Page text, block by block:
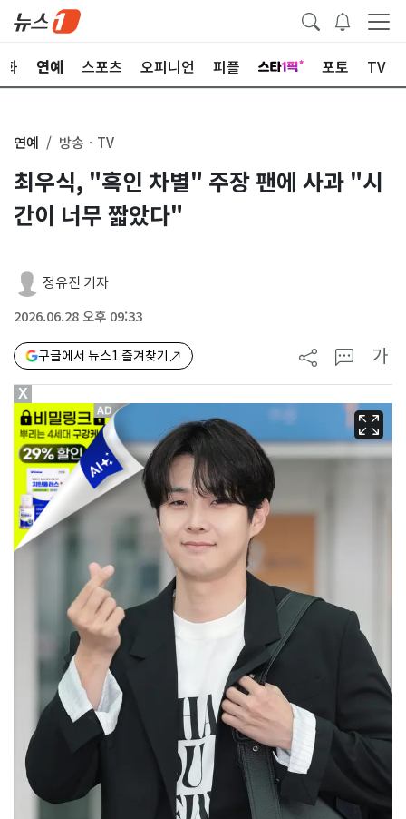
화 연예 스포츠 오피니언 피플 포토 TV
연예 방송ㆍTV
최우식, "흑인 차별" 주장 팬에 사과 "시
간이 너무 짧았다"
정유진 기자
2026.06.28 오후 09:33
구글에서 뉴스1 즐겨찾기 가
X